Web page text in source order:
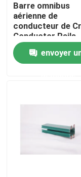
Nouvelles
Demandez une
Crane
Conducteur
Barre omnibus
aérienne de
conducteur de
Conductor Rails
Safety Power
envoyer